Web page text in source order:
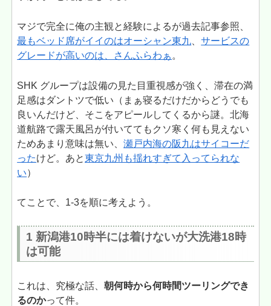
マジで完全に俺の主観と経験によるが過去記事参照、
最もベッド席がイイのはオーシャン東九 、サービスの
グレードが高いのは、さんふらわぁ 。
SHK グループは設備の見た目重視感が強く、滞在の満
足感はダントツで低い（まぁ寝るだけだからどうでも
良いんだけど、そこをアピールしてくるから謎。北海
道航路で露天風呂が付いててもクソ寒く何も見えない
ためあまり意味は無い、瀬戸内海の阪九はサイコーだ
ったけど。あと東京九州も揺れすぎて入ってられな
い）
てことで、1-3を順に考えよう。
1 新潟港10時半には着けないが大洗港18時
は可能
これは、究極な話、朝何時から何時間ツーリングでき
るのかって件。